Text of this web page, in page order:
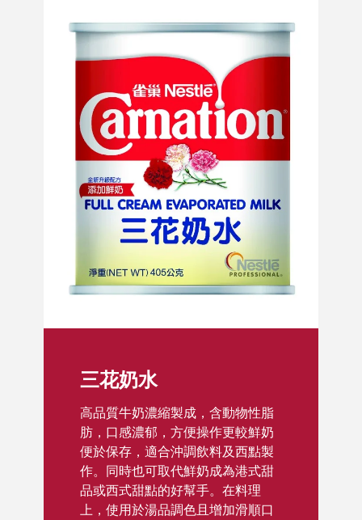
三花奶水
高品質牛奶濃縮製成，含動物性脂
肪，口感濃郁，方便操作更較鮮奶
便於保存，適合沖調飲料及西點製
作。同時也可取代鮮奶成為港式甜
品或西式甜點的好幫手。在料理
上，使用於湯品調色且增加滑順口